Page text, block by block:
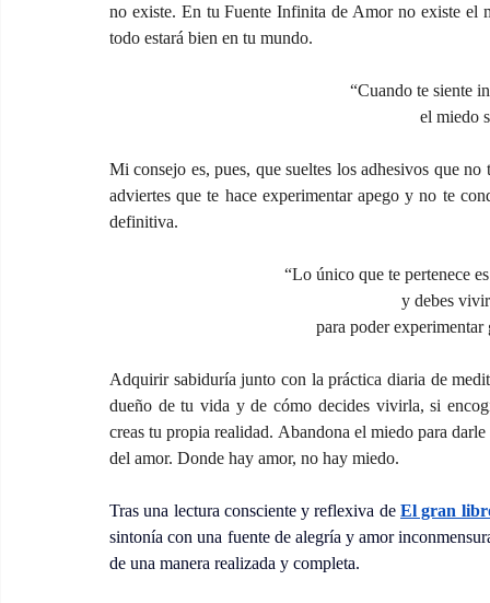
no existe. En tu Fuente Infinita de Amor no existe el
todo estará bien en tu mundo.
“Cuando te siente
el miedo
Mi consejo es, pues, que sueltes los adhesivos que
adviertes que te hace experimentar apego y no te
definitiva.
“Lo único que te pertenece
y debes
para poder
Adquirir sabiduría junto con la práctica diaria de
dueño de tu vida y de cómo decides vivirla, si
creas tu propia realidad. Abandona el miedo para
del amor. Donde hay amor, no hay miedo.
Tras una lectura consciente y reflexiva de El gran
sintonía con una fuente de alegría y amor
de una manera realizada y completa.